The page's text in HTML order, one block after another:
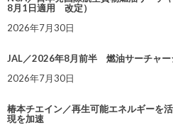
8月1日適用 改定）
2026年7月30日
JAL／2026年8月前半 燃油サーチャー
2026年7月30日
椿本チエイン／再生可能エネルギーを
現を加速